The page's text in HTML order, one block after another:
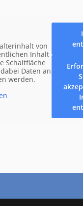
von
Inhalt
Schaltfläche
Daten an
werden.